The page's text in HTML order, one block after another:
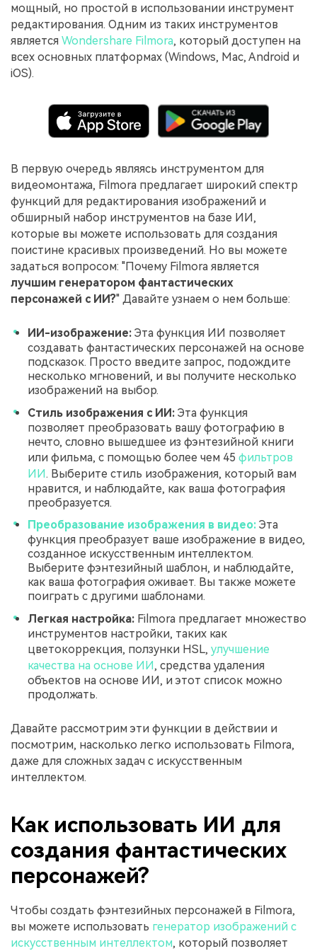
мощный, но простой в использовании инструмент
редактирования. Одним из таких инструментов
является Wondershare Filmora, который доступен на
всех основных платформах (Windows, Mac, Android и
iOS).
В первую очередь являясь инструментом для
видеомонтажа, Filmora предлагает широкий спектр
функций для редактирования изображений и
обширный набор инструментов на базе ИИ,
которые вы можете использовать для создания
поистине красивых произведений. Но вы можете
задаться вопросом: "Почему Filmora является
лучшим генератором фантастических
персонажей с ИИ?" Давайте узнаем о нем больше:
ИИ-изображение: Эта функция ИИ позволяет
создавать фантастических персонажей на основе
подсказок. Просто введите запрос, подождите
несколько мгновений, и вы получите несколько
изображений на выбор.
Стиль изображения с ИИ: Эта функция
позволяет преобразовать вашу фотографию в
нечто, словно вышедшее из фэнтезийной книги
или фильма, с помощью более чем 45 фильтров
ИИ. Выберите стиль изображения, который вам
нравится, и наблюдайте, как ваша фотография
преобразуется.
Преобразование изображения в видео: Эта
функция преобразует ваше изображение в видео,
созданное искусственным интеллектом.
Выберите фэнтезийный шаблон, и наблюдайте,
как ваша фотография оживает. Вы также можете
поиграть с другими шаблонами.
Легкая настройка: Filmora предлагает множество
инструментов настройки, таких как
цветокоррекция, ползунки HSL, улучшение
качества на основе ИИ, средства удаления
объектов на основе ИИ, и этот список можно
продолжать.
Давайте рассмотрим эти функции в действии и
посмотрим, насколько легко использовать Filmora,
даже для сложных задач с искусственным
интеллектом.
Как использовать ИИ для
создания фантастических
персонажей?
Чтобы создать фэнтезийных персонажей в Filmora,
вы можете использовать генератор изображений с
искусственным интеллектом, который позволяет